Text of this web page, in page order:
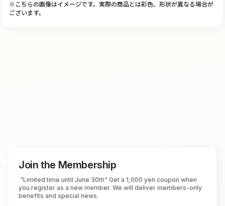
※こちらの画像はイメージです。実際の商品とは彩色、形状が異なる場合が
ございます。
Join the Membership
"Limited time until June 30th" Get a 1,000 yen coupon when
you register as a new member. We will deliver members-only
benefits and special news.